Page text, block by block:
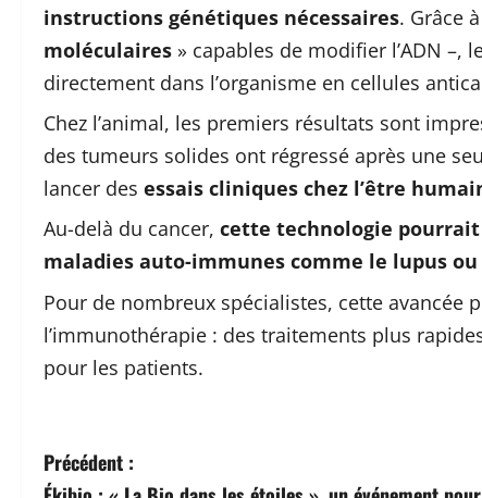
instructions génétiques nécessaires. Grâce
moléculaires » capables de modifier l’ADN
directement dans l’organisme en cellules
Chez l’animal, les premiers résultats sont
des tumeurs solides ont régressé après une
lancer des essais cliniques chez l’être
Au-delà du cancer, cette technologie
maladies auto-immunes comme le lupus
Pour de nombreux spécialistes, cette
l’immunothérapie : des traitements plus
pour les patients.
N
Précédent :